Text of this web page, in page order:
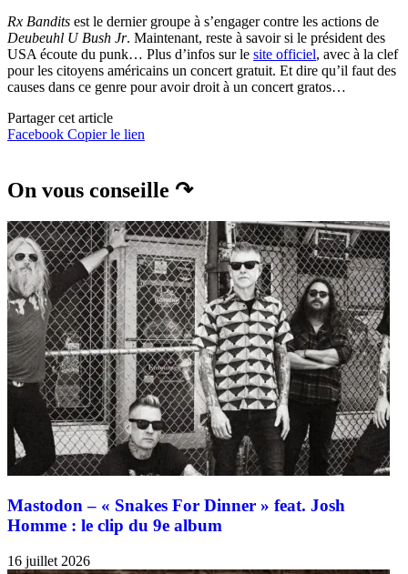
Rx Bandits est le dernier groupe à s’engager contre les actions de
Deubeuhl U Bush Jr. Maintenant, reste à savoir si le président des
USA écoute du punk… Plus d’infos sur le site officiel, avec à la clef
pour les citoyens américains un concert gratuit. Et dire qu’il faut des
causes dans ce genre pour avoir droit à un concert gratos…
Partager cet article
Facebook Copier le lien
On vous conseille ↷
Mastodon – « Snakes For Dinner » feat. Josh
Homme : le clip du 9e album
16 juillet 2026